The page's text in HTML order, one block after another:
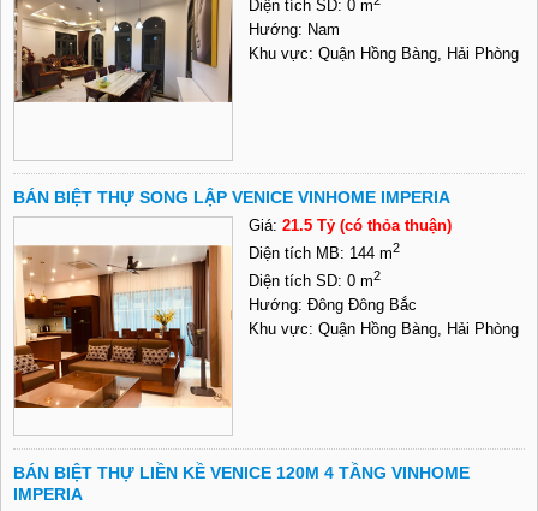
Diện tích SD: 0 m
Hướng: Nam
Khu vực: Quận Hồng Bàng, Hải Phòng
BÁN BIỆT THỰ SONG LẬP VENICE VINHOME IMPERIA
Giá: 21.5 Tỷ (có thỏa thuận)
Diện tích MB: 144 m2
Diện tích SD: 0 m2
Hướng: Đông Đông Bắc
Khu vực: Quận Hồng Bàng, Hải Phòng
BÁN BIỆT THỰ LIỀN KỀ VENICE 120M 4 TẦNG VINHOME
IMPERIA